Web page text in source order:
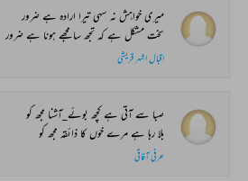
میری خواہش نہ سہی تیرا ارادہ ہے ضرور
سخت مشکل ہے کہ تجھ سا مجھے ہونا ہے ضرور
اقبال اشہر قریشی
صبا سے آتی ہے کچھ بوئے_آشنا مجھ کو
بلا رہا ہے مرے خوں کا ذائقہ مجھ کو
عرفی آفاقی